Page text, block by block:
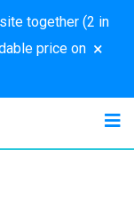
together (2 in
price on ×